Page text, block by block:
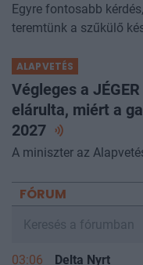
Egyre fontosabb
teremtünk a szűkülő
ALAPVETÉS
Végleges a
elárulta, miért a
2027
A miniszter az
FÓRUM
03:06 Delta Nyrt